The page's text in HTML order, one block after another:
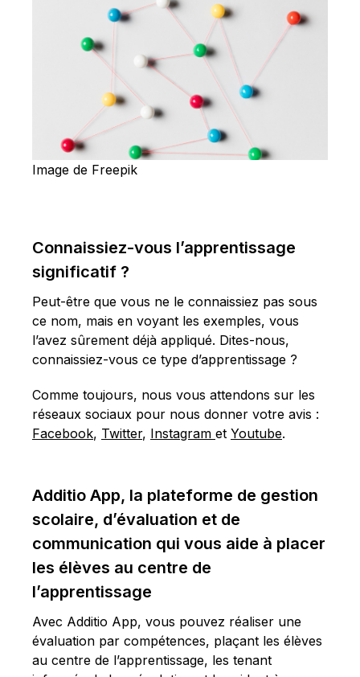
Image de Freepik
Connaissiez-vous l’apprentissage
significatif ?
Peut-être que vous ne le connaissiez pas sous
ce nom, mais en voyant les exemples, vous
l’avez sûrement déjà appliqué. Dites-nous,
connaissiez-vous ce type d’apprentissage ?
Comme toujours, nous vous attendons sur les
réseaux sociaux pour nous donner votre avis :
Facebook, Twitter, Instagram et Youtube.
Additio App, la plateforme de gestion
scolaire, d’évaluation et de
communication qui vous aide à placer
les élèves au centre de
l’apprentissage
Avec Additio App, vous pouvez réaliser une
évaluation par compétences, plaçant les élèves
au centre de l’apprentissage, les tenant